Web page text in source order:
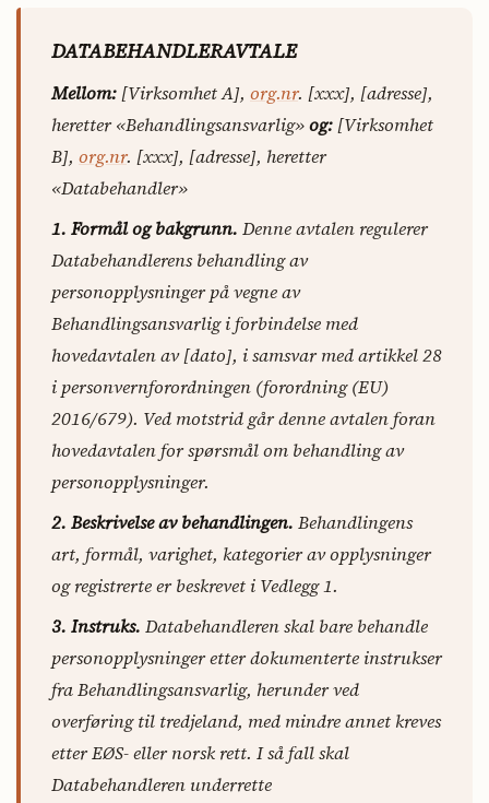
DATABEHANDLERAVTALE
Mellom: [Virksomhet A], org.nr. [xxx], [adresse],
heretter «Behandlingsansvarlig»og: [Virksomhet
B], org.nr. [xxx], [adresse], heretter
«Databehandler»
1. Formål og bakgrunn. Denne avtalen regulerer
Databehandlerens behandling av
personopplysninger på vegne av
Behandlingsansvarlig i forbindelse med
hovedavtalen av [dato], i samsvar med artikkel 28
i personvernforordningen (forordning (EU)
2016/679). Ved motstrid går denne avtalen foran
hovedavtalen for spørsmål om behandling av
personopplysninger.
2. Beskrivelse av behandlingen. Behandlingens
art, formål, varighet, kategorier av opplysninger
og registrerte er beskrevet i Vedlegg 1.
3. Instruks. Databehandleren skal bare behandle
personopplysninger etter dokumenterte instrukser
fra Behandlingsansvarlig, herunder ved
overføring til tredjeland, med mindre annet kreves
etter EØS- eller norsk rett. I så fall skal
Databehandleren underrette